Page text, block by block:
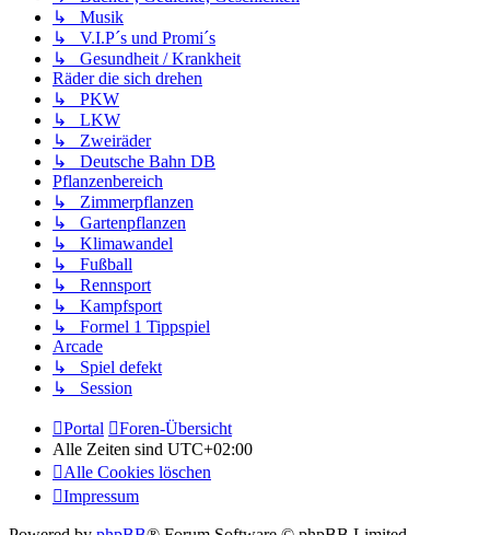
↳ Musik
↳ V.I.P´s und Promi´s
↳ Gesundheit / Krankheit
Räder die sich drehen
↳ PKW
↳ LKW
↳ Zweiräder
↳ Deutsche Bahn DB
Pflanzenbereich
↳ Zimmerpflanzen
↳ Gartenpflanzen
↳ Klimawandel
↳ Fußball
↳ Rennsport
↳ Kampfsport
↳ Formel 1 Tippspiel
Arcade
↳ Spiel defekt
↳ Session
Portal
Foren-Übersicht
Alle Zeiten sind UTC+02:00
Alle Cookies löschen
Impressum